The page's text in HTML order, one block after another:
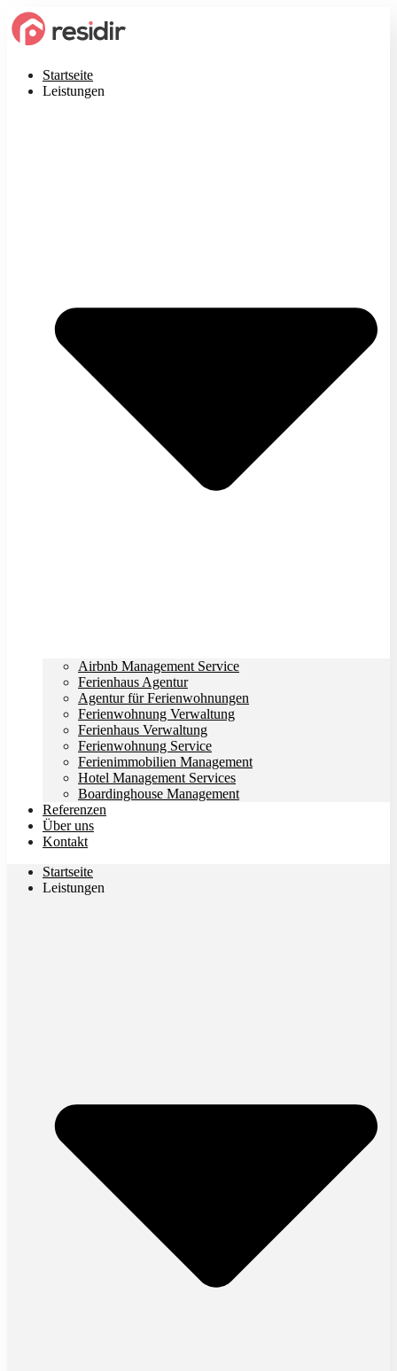
Startseite
Leistungen
Airbnb Management Service
Ferienhaus Agentur
Agentur für Ferienwohnungen
Ferienwohnung Verwaltung
Ferienhaus Verwaltung
Ferienwohnung Service
Ferienimmobilien Management
Hotel Management Services
Boardinghouse Management
Referenzen
Über uns
Kontakt
Startseite
Leistungen